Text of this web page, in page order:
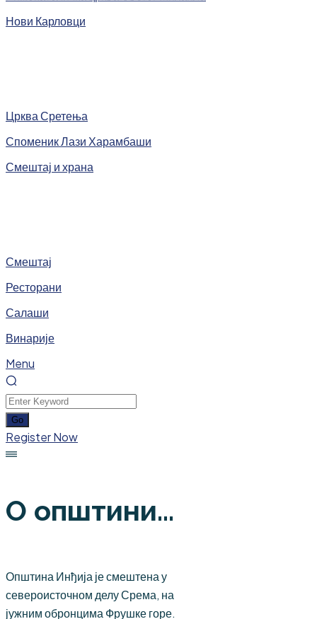
Нови Карловци
Црква Сретења
Споменик Лази Харамбаши
Смештај и храна
Смештај
Ресторани
Салаши
Винарије
Menu
Register Now
О општини...
Општина Инђија је смештена у
североисточном делу Срема, на
јужним обронцима Фрушке горе.